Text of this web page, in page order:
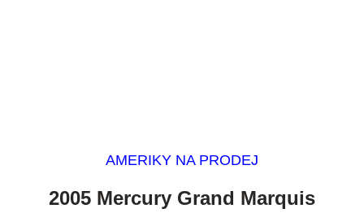
AMERIKY NA PRODEJ
2005 Mercury Grand Marquis